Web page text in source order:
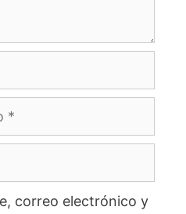
correo electrónico y